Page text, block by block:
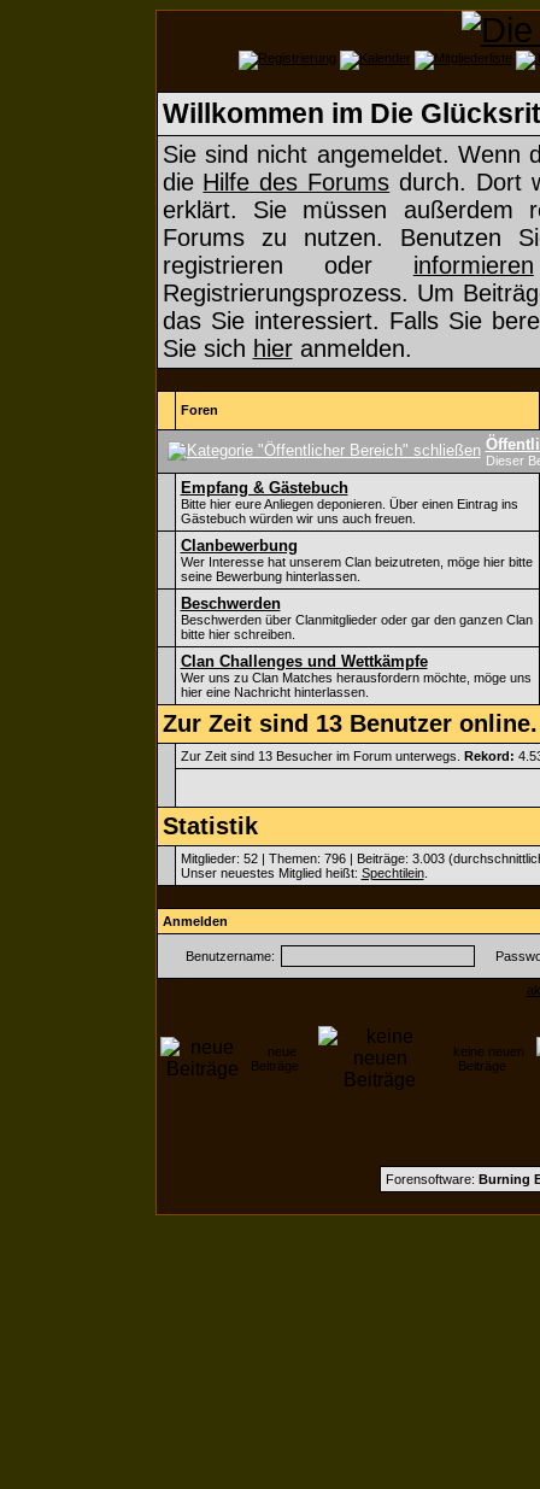
Willkommen im Die
Sie sind nicht angemeldet. Wenn
die Hilfe des Forums durch. Dort
erklärt. Sie müssen außerdem
Forums zu nutzen. Benutzen
registrieren oder informieren
Registrierungsprozess. Um
das Sie interessiert. Falls Sie
Sie sich hieranmelden.
Foren
Dieser
Empfang & Gästebuch
Bitte hier eure Anliegen deponieren. Über einen Eintrag ins
Gästebuch würden wir uns auch freuen.
Clanbewerbung
Wer Interesse hat unserem Clan beizutreten, möge hier bitte
seine Bewerbung hinterlassen.
Beschwerden
Beschwerden über Clanmitglieder oder gar den ganzen Clan
bitte hier schreiben.
Clan Challenges und Wettkämpfe
Wer uns zu Clan Matches herausfordern möchte, möge uns
hier eine Nachricht hinterlassen.
Zur Zeit sind 13 Benutzer online.
Zur Zeit sind 13 Besucher im Forum unterwegs. Rekord:
Statistik
Mitglieder: 52 | Themen: 796 | Beiträge: 3.003
Unser neuestes Mitglied heißt: Spechtilein.
Anmelden
Benutzername:
neue
Beiträge
keine neuen
Beiträge
Forensoftware: Burning